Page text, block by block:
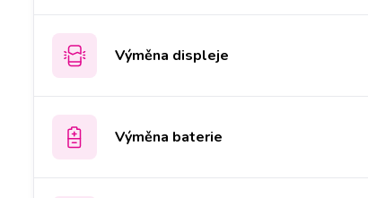
Výměna displeje
Výměna baterie